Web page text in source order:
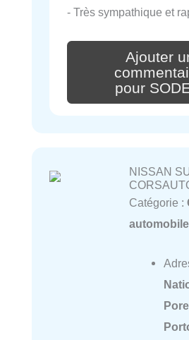
- Très sympathique et
Ajouter
pour
NISSAN
Catégorie :
automobile